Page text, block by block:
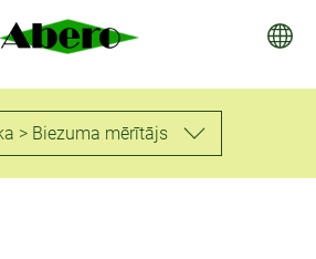
> Biezuma mērītājs